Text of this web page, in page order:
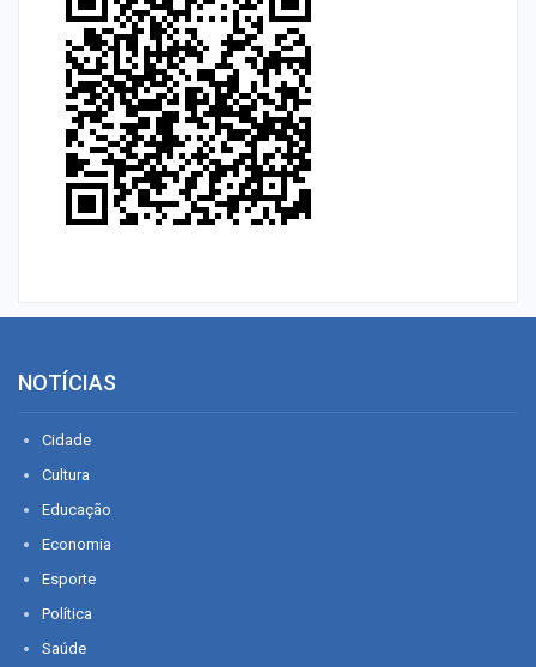
NOTÍCIAS
Cidade
Cultura
Educação
Economia
Esporte
Política
Saúde